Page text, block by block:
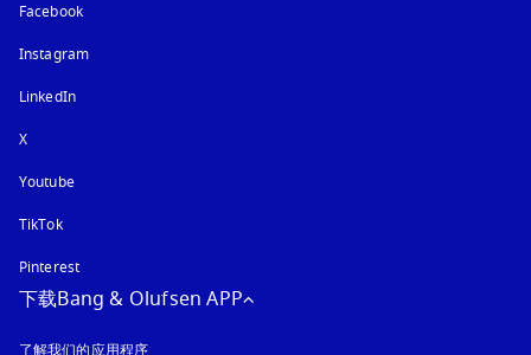
Facebook
Instagram在新选项卡中打开
LinkedIn
X
Youtube在新选项卡中打开
TikTok
Pinterest
下载Bang & Olufsen APP
了解我们的应用程序